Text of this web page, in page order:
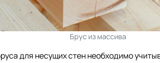
Брус из массива
для несущих стен необходимо